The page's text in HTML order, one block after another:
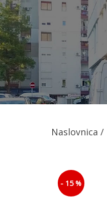
Naslovnica /
- 15 %